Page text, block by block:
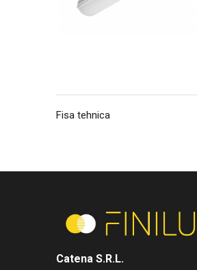
Fisa tehnica
Catena S.R.L.